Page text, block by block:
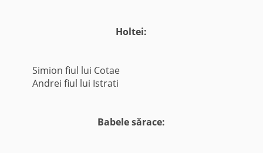
Holtei:
Simion fiul lui Cotae
Andrei fiul lui Istrati
Babele sărace: